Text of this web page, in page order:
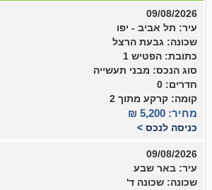
09/08/2026
עיר: תל אביב - יפו
שכונה: גבעת הרצל
כתובת: הפטיש 1
סוג הנכס: מבני תעשייה
חדרים: 0
קומה: קרקע מתוך 2
מחיר: 5,200 ₪
כניסה לנכס >
09/08/2026
עיר: באר שבע
שכונה: שכונה ד'